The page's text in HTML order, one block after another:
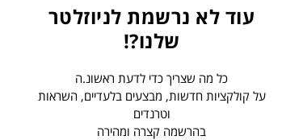
עוד לא נרשמת לניוזלטר
שלנו?!
כל מה שצריך כדי לדעת ראשונ.ה
על קולקציות חדשות, מבצעים בלעדיים, השראות
וטרנדים
בהרשמה קצרה ומהירה